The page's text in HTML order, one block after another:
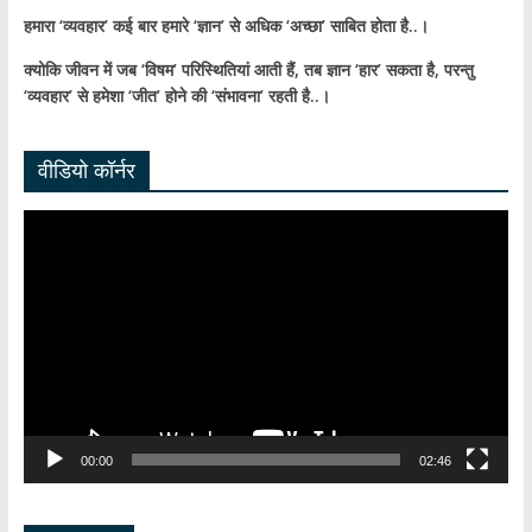
हमारा ‘व्यवहार’ कई बार हमारे ‘ज्ञान’ से अधिक ‘अच्छा’ साबित होता है..।
क्योकि जीवन में जब ‘विषम’ परिस्थितियां आती हैं,तब ज्ञान ‘हार’ सकता है,परन्तु
‘व्यवहार’ से हमेशा ‘जीत’ होने की ‘संभावना’ रहती है..।
वीडियो कॉर्नर
00:00 02:46